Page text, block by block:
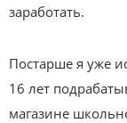
заработать.
Постарше я уже
16 лет
магазине